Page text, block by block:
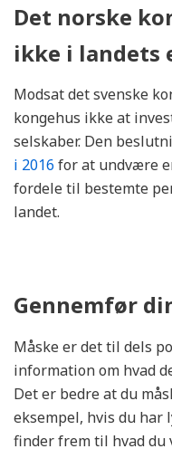
Det norske
ikke i landets
Modsat det svenske
kongehus ikke at
selskaber. Den
i 2016 for at undvære
fordele til bestemte
landet.
Gennemfør
Måske er det til dels
information om hvad
Det er bedre at du
eksempel, hvis du har
finder frem til hvad du